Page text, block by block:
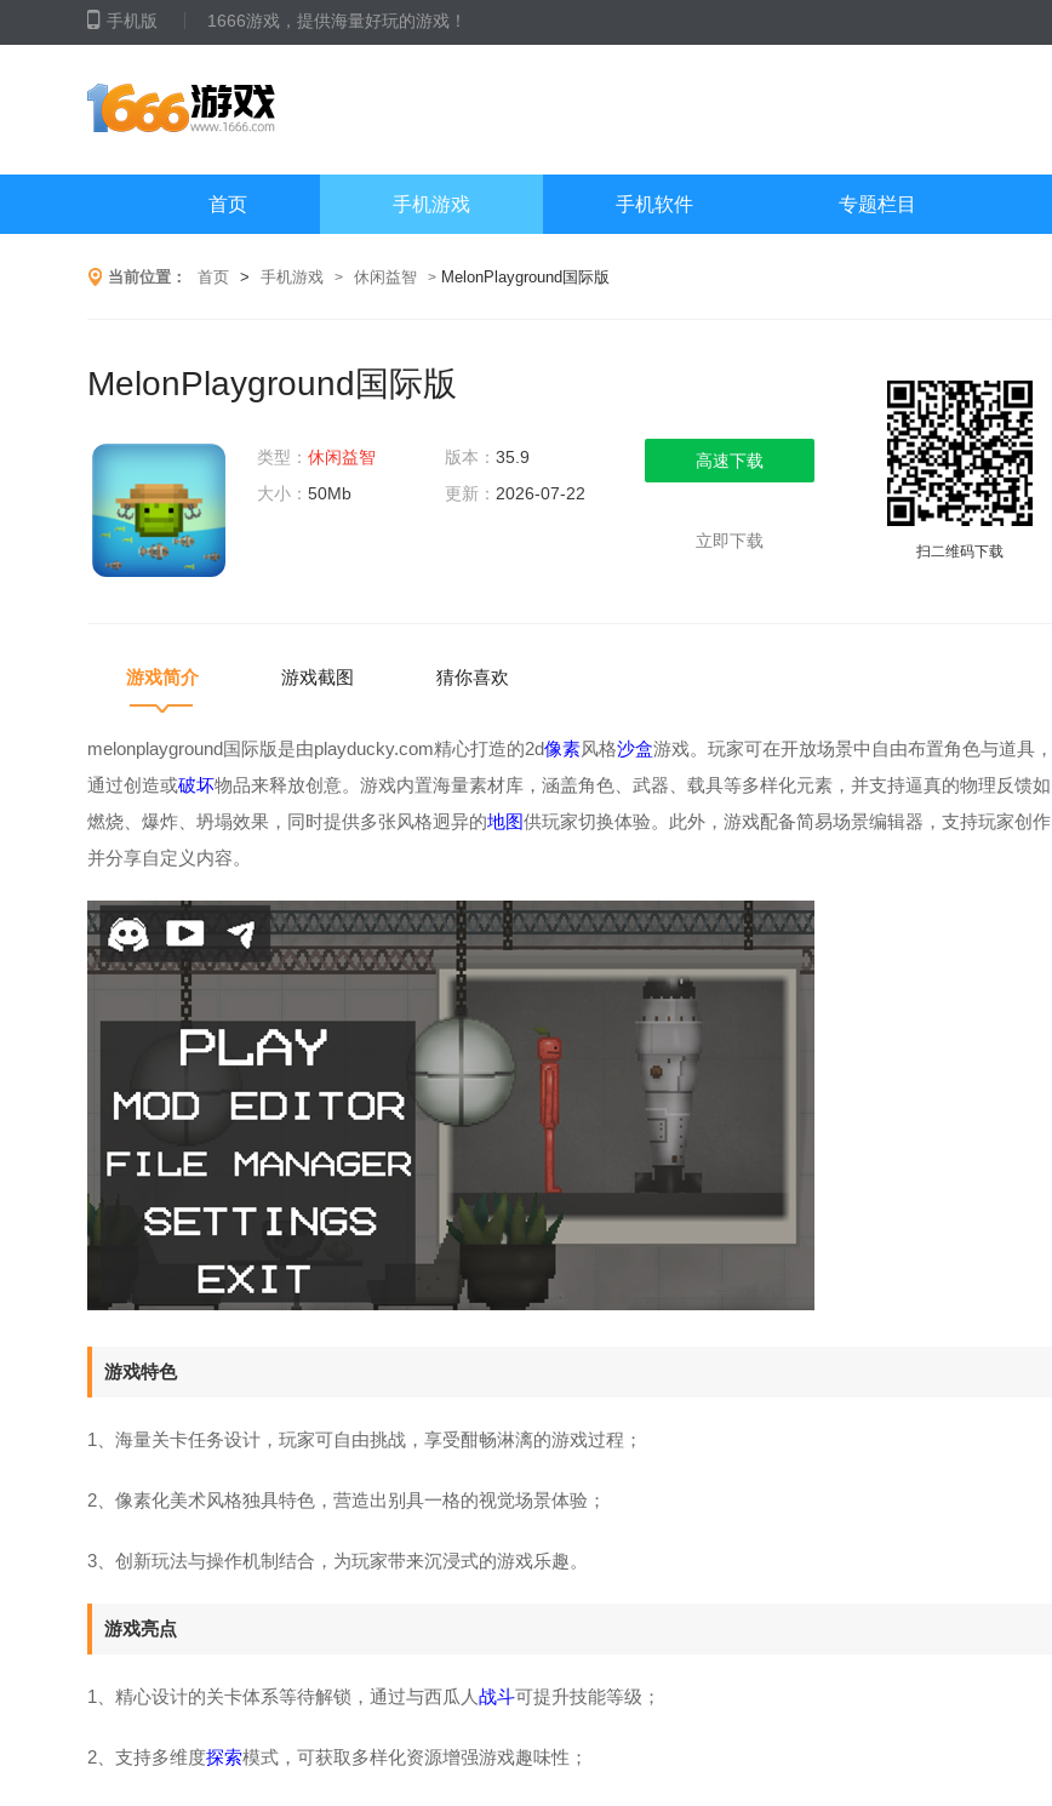
手机版 1666游戏，提供海量好玩的游戏！
首页 手机游戏 手机软件 专题栏目
当前位置： 首页 > 手机游戏 > 休闲益智 > MelonPlayground国际版
MelonPlayground国际版
类型： 休闲益智 版本： 35.9
大小： 50Mb 更新： 2026-07-22
高速下载
立即下载
扫二维码下载
游戏简介 游戏截图 猜你喜欢
melonplayground国际版是由playducky.com精心打造的2d像素风格沙盒游戏。玩家可在开放场景中自由布置角色与道具，
通过创造或破坏物品来释放创意。游戏内置海量素材库，涵盖角色、武器、载具等多样化元素，并支持逼真的物理反馈如
燃烧、爆炸、坍塌效果，同时提供多张风格迥异的地图供玩家切换体验。此外，游戏配备简易场景编辑器，支持玩家创作
并分享自定义内容。
游戏特色
1、海量关卡任务设计，玩家可自由挑战，享受酣畅淋漓的游戏过程；
2、像素化美术风格独具特色，营造出别具一格的视觉场景体验；
3、创新玩法与操作机制结合，为玩家带来沉浸式的游戏乐趣。
游戏亮点
1、精心设计的关卡体系等待解锁，通过与西瓜人 战斗可提升技能等级；
2、支持多维度探索模式，可获取多样化资源增强游戏趣味性；